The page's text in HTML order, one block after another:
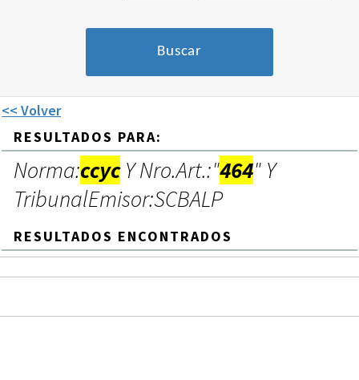
<< Volver
RESULTADOS PARA:
Norma:ccycY Nro.Art.:"464" Y
TribunalEmisor:SCBALP
RESULTADOS ENCONTRADOS